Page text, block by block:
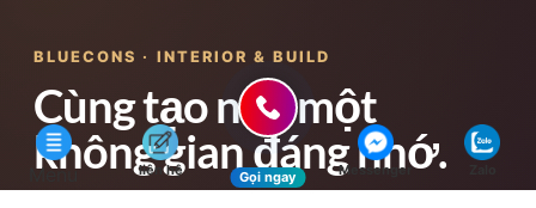
Menu liên hệ Gọi ngay Messenger
BLUECONS · INTERIOR & BUILD
Cùng tạo nên một
không gian đáng nhớ.